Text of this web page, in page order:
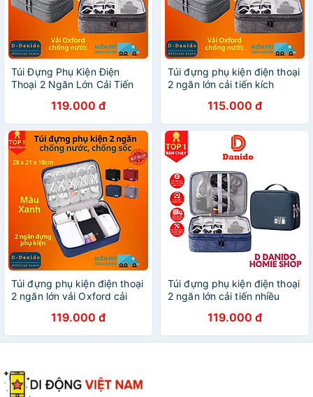
Túi Đựng Phụ Kiện Điện
Thoại 2 Ngăn Lớn Cải Tiến
Chống Sốc - Hàng Chính
Hãng D Danido
119.000 đ
Túi đựng phụ kiện điện thoại
2 ngăn lớn cải tiến kích
chống nước, chống sốc -
Hàng chính hãng D Danido
115.000 đ
Túi đựng phụ kiện điện thoại
2 ngăn lớn vải Oxford cải
ngăn chống nước, chống
sốc - Hàng chính hãng D
Danido
119.000 đ
Túi đựng phụ kiện điện thoại
2 ngăn lớn cải tiến nhiều
sốc - Túi đựng bảo vệ phụ
kiện điện thoại máy tính
bảng cao cấp chính hãng D
119.000 đ